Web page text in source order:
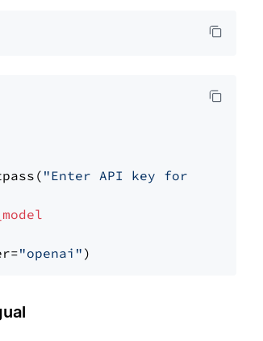
"Enter API key for OpenAI: "
"openai"